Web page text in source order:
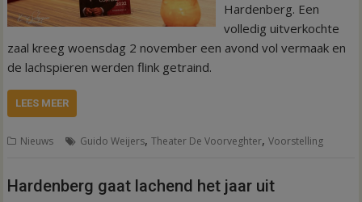
Hardenberg. Een
volledig uitverkochte
zaal kreeg woensdag 2 november een avond vol vermaak en
de lachspieren werden flink getraind.
LEES MEER
Nieuws Guido Weijers,Theater De Voorveghter,Voorstelling
Hardenberg gaat lachend het jaar uit